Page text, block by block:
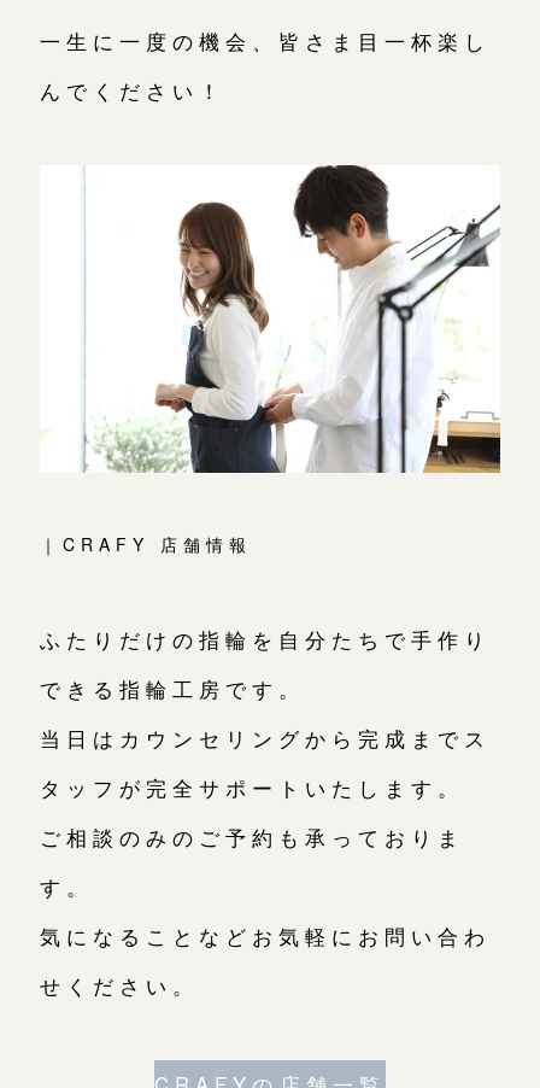
一生に一度の機会、皆さま目一杯楽し
んでください！
｜CRAFY 店舗情報
ふたりだけの指輪を自分たちで手作り
できる指輪工房です。
当日はカウンセリングから完成までス
タッフが完全サポートいたします。
ご相談のみのご予約も承っておりま
す。
気になることなどお気軽にお問い合わ
せください。